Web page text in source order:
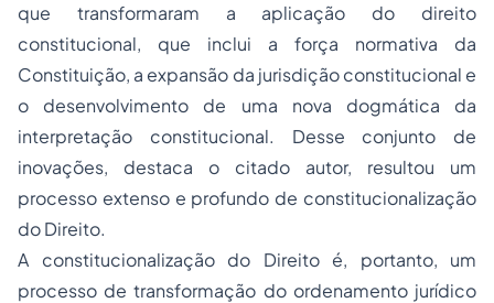
que transformaram a aplicação do direito
constitucional, que inclui a força normativa da
Constituição, a expansão da jurisdição constitucional e
o desenvolvimento de uma nova dogmática da
interpretação constitucional. Desse conjunto de
inovações, destaca o citado autor, resultou um
processo extenso e profundo de constitucionalização
do Direito.
A constitucionalização do Direito é, portanto, um
processo de transformação do ordenamento jurídico